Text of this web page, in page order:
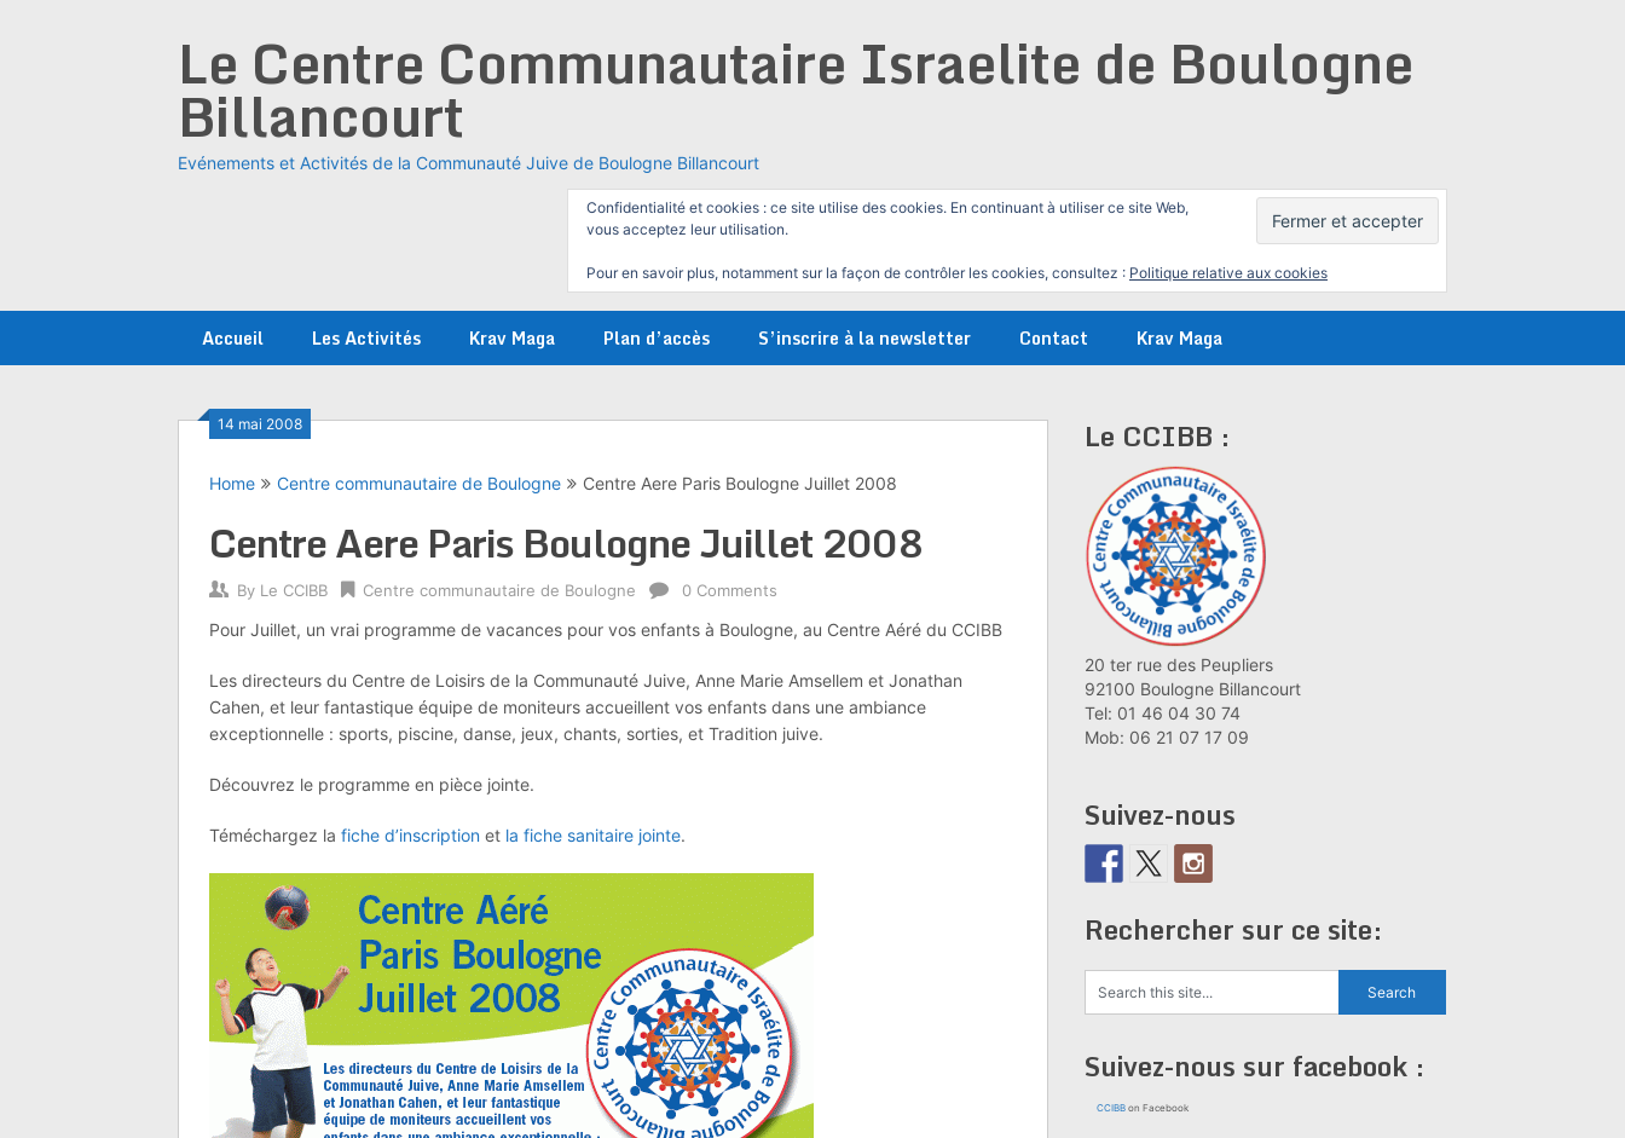
Le Centre Communautaire Israelite de Boulogne
Billancourt
Evénements et Activités de la Communauté Juive de Boulogne Billancourt
Confidentialité et cookies : ce site utilise des cookies. En continuant à utiliser ce site Web,
vous acceptez leur utilisation.
Pour en savoir plus, notamment sur la façon de contrôler les cookies, consultez : Politique relative aux cookies
Accueil Les Activités Krav Maga Plan d’accès S’inscrire à la newsletter Contact Krav Maga
14 mai 2008
Home Centre communautaire de Boulogne Centre Aere Paris Boulogne Juillet 2008
Centre Aere Paris Boulogne Juillet 2008
By Le CCIBB Centre communautaire de Boulogne 0 Comments
Pour Juillet, un vrai programme de vacances pour vos enfants à Boulogne, au Centre Aéré du CCIBB
Les directeurs du Centre de Loisirs de la Communauté Juive, Anne Marie Amsellem et Jonathan
Cahen, et leur fantastique équipe de moniteurs accueillent vos enfants dans une ambiance
exceptionnelle : sports, piscine, danse, jeux, chants, sorties, et Tradition juive.
Découvrez le programme en pièce jointe.
Téméchargez la fiche d’inscription et la fiche sanitaire jointe.
Le CCIBB :
20 ter rue des Peupliers
92100 Boulogne Billancourt
Tel: 01 46 04 30 74
Mob: 06 21 07 17 09
Suivez-nous
Rechercher sur ce site:
Suivez-nous sur facebook :
CCIBB on Facebook